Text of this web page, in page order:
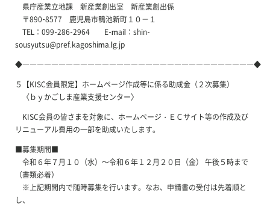
県庁産業立地課 新産業創出室 新産業創出係
〒890-8577 鹿児島市鴨池新町１０－１
TEL：099-286-2964 E-mail：shin-
sousyutsu@pref.kagoshima.lg.jp
◆――――――――――――――――――――――――――――――――◆
５【KISC会員限定】ホームページ作成等に係る助成金（２次募集）
〈ｂｙかごしま産業支援センター〉
KISC会員の皆さまを対象に、ホームページ・ＥＣサイト等の作成及び
リニューアル費用の一部を助成いたします。
■募集期間■
令和６年７月１０（水）～令和６年１２月２０日（金） 午後５時まで
（書類必着）
※上記期間内で随時募集を行います。なお、申請書の受付は先着順と
し、